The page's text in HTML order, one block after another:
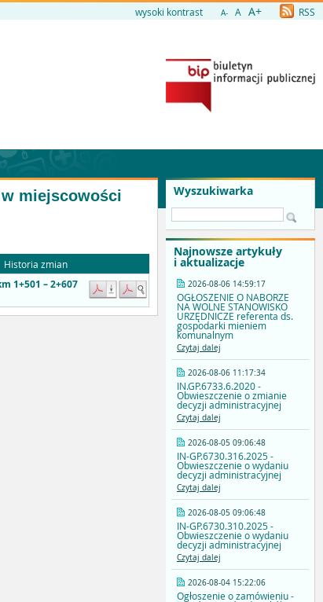
wysoki kontrast A- A A+ RSS
Wyszukiwarka
Najnowsze artykuły
i aktualizacje
2026-08-06 14:59:17
OGŁOSZENIE O NABORZE
NA WOLNE STANOWISKO
URZĘDNICZE referenta ds.
gospodarki mieniem
komunalnym
Czytaj dalej
2026-08-06 11:17:34
IN.GP.6733.6.2020 -
Obwieszczenie o zmianie
decyzji administracyjnej
Czytaj dalej
2026-08-05 09:06:48
IN-GP.6730.316.2025 -
Obwieszczenie o wydaniu
decyzji administracyjnej
Czytaj dalej
2026-08-05 09:06:48
IN-GP.6730.310.2025 -
Obwieszczenie o wydaniu
decyzji administracyjnej
Czytaj dalej
2026-08-04 15:22:06
Ogłoszenie o zamówieniu -
miejscowości
Historia zmian
1+501 – 2+607